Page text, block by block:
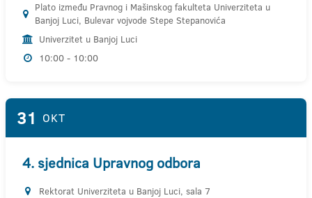
Plato između Pravnog i Mašinskog fakulteta Univerziteta u
Banjoj Luci, Bulevar vojvode Stepe Stepanovića
Univerzitet u Banjoj Luci
10:00 - 10:00
31 OKT
4. sjednica Upravnog odbora
Rektorat Univerziteta u Banjoj Luci, sala 7